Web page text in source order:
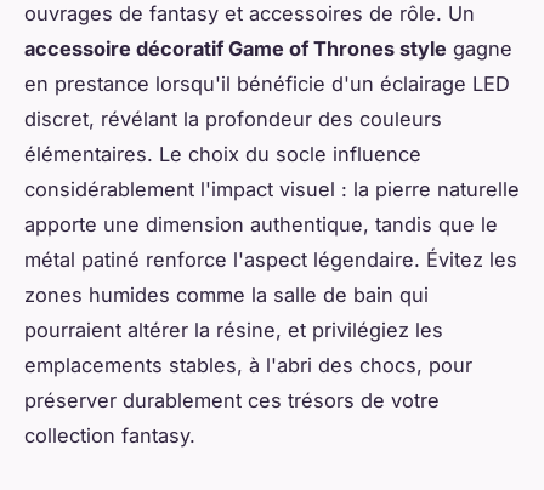
ouvrages de fantasy et accessoires de rôle. Un
accessoire décoratif Game of Thrones style gagne
en prestance lorsqu'il bénéficie d'un éclairage LED
discret, révélant la profondeur des couleurs
élémentaires. Le choix du socle influence
considérablement l'impact visuel : la pierre naturelle
apporte une dimension authentique, tandis que le
métal patiné renforce l'aspect légendaire. Évitez les
zones humides comme la salle de bain qui
pourraient altérer la résine, et privilégiez les
emplacements stables, à l'abri des chocs, pour
préserver durablement ces trésors de votre
collection fantasy.